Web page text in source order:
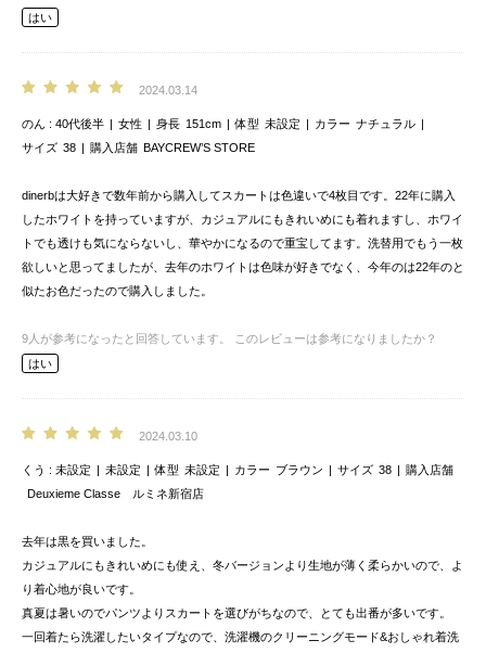
はい
2024.03.14
のん 40代後半 女性 身長 151cm 体型 未設定 カラー ナチュラル
サイズ 38 購入店舗 BAYCREW’S STORE
dinerbは大好きで数年前から購入してスカートは色違いで4枚目です。22年に購入
したホワイトを持っていますが、カジュアルにもきれいめにも着れますし、ホワイ
トでも透けも気にならないし、華やかになるので重宝してます。洗替用でもう一枚
欲しいと思ってましたが、去年のホワイトは色味が好きでなく、今年のは22年のと
似たお色だったので購入しました。
9 人が参考になったと回答しています。
このレビューは参考になりましたか？
はい
2024.03.10
くう 未設定 未設定 体型 未設定 カラー ブラウン サイズ 38
購入店舗
Deuxieme Classe ルミネ新宿店
去年は黒を買いました。
カジュアルにもきれいめにも使え、冬バージョンより生地が薄く柔らかいので、よ
り着心地が良いです。
真夏は暑いのでパンツよりスカートを選びがちなので、とても出番が多いです。
一回着たら洗濯したいタイプなので、洗濯機のクリーニングモード&おしゃれ着洗